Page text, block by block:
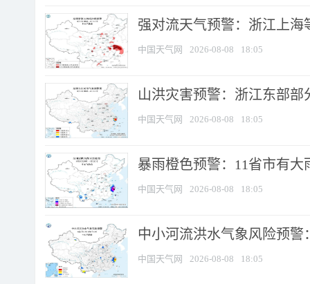
强对流天气预警：浙江上海
中国天气网 2026-08-08 18:05
山洪灾害预警：浙江东部
中国天气网 2026-08-08 18:05
暴雨橙色预警：11省市有
中国天气网 2026-08-08 18:05
中小河流洪水气象风险预
中国天气网 2026-08-08 18:05